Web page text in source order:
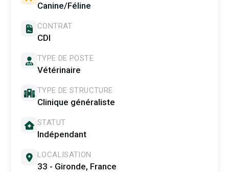
Canine/Féline
CONTRAT
CDI
TYPE DE POSTE
Vétérinaire
TYPE DE STRUCTURE
Clinique généraliste
STATUT
Indépendant
LOCALISATION
33 - Gironde, France